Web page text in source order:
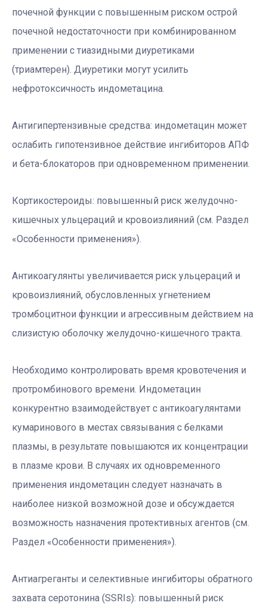
почечной функции с повышенным риском острой
почечной недостаточности при комбинированном
применении с тиазидными диуретиками
(триамтерен). Диуретики могут усилить
нефротоксичность индометацина.
Антигипертензивные средства: индометацин может
ослабить гипотензивное действие ингибиторов АПФ
и бета-блокаторов при одновременном применении.
Кортикостероиды: повышенный риск желудочно-
кишечных ульцераций и кровоизлияний (см. Раздел
«Особенности применения»).
Антикоагулянты увеличивается риск ульцераций и
кровоизлияний, обусловленных угнетением
тромбоцитнои функции и агрессивным действием на
слизистую оболочку желудочно-кишечного тракта.
Необходимо контролировать время кровотечения и
протромбинового времени. Индометацин
конкурентно взаимодействует с антикоагулянтами
кумаринового в местах связывания с белками
плазмы, в результате повышаются их концентрации
в плазме крови. В случаях их одновременного
применения индометацин следует назначать в
наиболее низкой возможной дозе и обсуждается
возможность назначения протективных агентов (см.
Раздел «Особенности применения»).
Антиагреганты и селективные ингибиторы обратного
захвата серотонина (SSRIs): повышенный риск